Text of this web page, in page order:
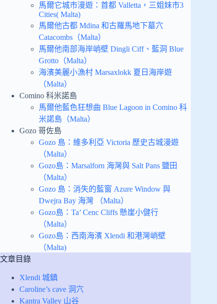
馬爾它城市漫遊：首都 Valletta，三姐妹市3
Cities( Malta)
馬爾他古都 Mdina 和古羅馬地下墓穴
Catacombs（Malta）
馬爾他南部海岸峭壁 Dingli Ciff、藍洞 Blue
Grotto（Malta）
海濱美麗小漁村 Marsaxlokk 夏日海岸遊
（Malta）
Comino 科米諾島
馬爾他藍色狂想曲 Blue Lagoon in Comino 科
米諾島（Malta）
Gozo 哥佐島
Gozo 島：維多利亞 Victoria 歷史古城漫遊
（Malta）
Gozo島：Marsalforn 海灣與 Salt Pans 鹽田
（Malta）
Gozo 島：消失的藍窗 Azure Window 與
Dwejra Bay 海灣 （Malta）
Gozo島：Ta’ Cenc Cliffs 懸崖小健行
（Malta）
Gozo島：西南海濱 Xlendi 和港灣峭壁
（Malta)
文章目錄
Xlendi 城鎮
Caroline’s cave 洞穴
Kantra Valley 山谷